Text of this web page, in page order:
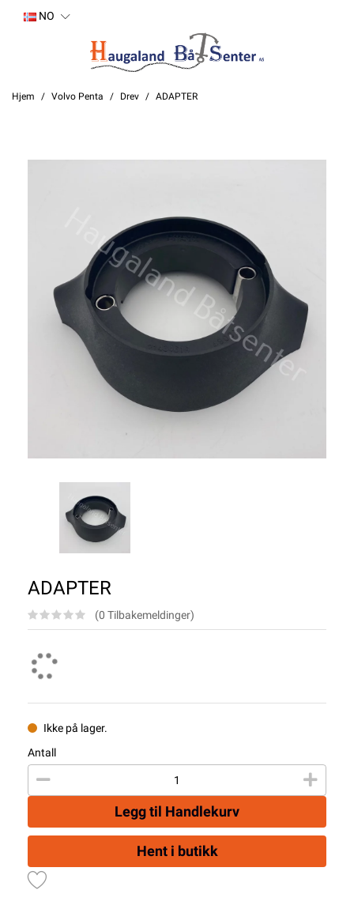
NO
Hjem Volvo Penta Drev ADAPTER
ADAPTER
(0 Tilbakemeldinger)
Ikke på lager.
Antall
Legg til Handlekurv
Hent i butikk